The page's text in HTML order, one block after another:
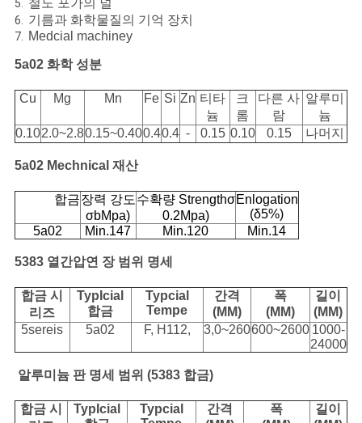
하
십
시
오
사
이
트
맵
PRIVACY
POLICY
5. 철도 포가의 널
6. 기름과 화학물질의 기억 장치
7. Medcial machiney
5a02 화학 성분
Cu Mg Mn Fe Si Zn 티타
늄
크
롬
다른 사
람
알루미
늄
0.102.0~2.80.15~0.400.40.4 - 0.15 0.10 0.15 나머지
5a02 Mechnical 재산
합금장력 강도
σbMpa)
수확량 Strengthσ
0.2Mpa)
Enlogation
(δ5%)
5a02
Min.147 Min.120 Min.14
5383 열간압연 장 범위 명세
합금 시
리즈
TypIcial
합금
Typcial
Tempe
간격
(MM)
폭
(MM)
길이
(MM)
5sereis
5a02 F, H112, 3,0~260600~2600 1000-
24000
알루미늄 판 명세 범위 (5383 합금)
합금 시
TypIcial
Typcial
간격
폭
길이